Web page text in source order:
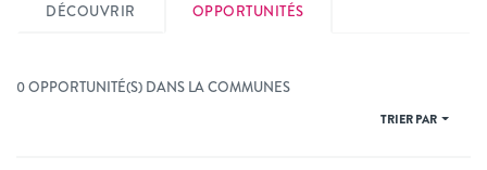
DÉCOUVRIR OPPORTUNITÉS
0 OPPORTUNITÉ(S) DANS LA COMMUNES
TRIER PAR